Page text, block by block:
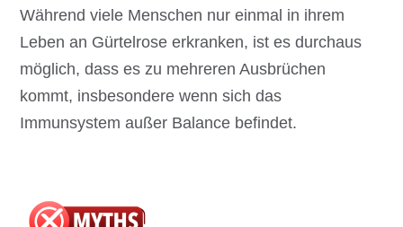
Während viele Menschen nur einmal in ihrem
Leben an Gürtelrose erkranken, ist es durchaus
möglich, dass es zu mehreren Ausbrüchen
kommt, insbesondere wenn sich das
Immunsystem außer Balance befindet.